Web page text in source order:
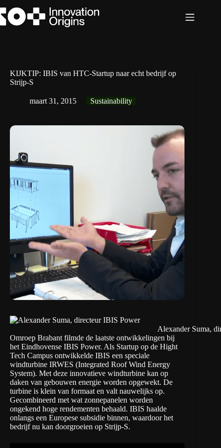
naar
de
KIJKTIP: IBIS van HTC-Startup naar echt bedrijf op
Strijp-S
maart 31, 2015 Sustainability
Alexander Suma,
Omroep Brabant filmde de laatste ontwikkelingen bij
het Eindhovense IBIS Power. Als Startup op de Hight
Tech Campus ontwikkelde IBIS een speciale
windturbine IRWES (Integrated Roof Wind Energy
System). Met deze innovatieve windturbine kan op
daken van gebouwen energie worden opgewekt. De
turbine is klein van formaat en valt nauwelijks op.
Gecombineerd met wat zonnepanelen worden
ongekend hoge rendementen behaald. IBIS haalde
onlangs een Europese subsidie binnen, waardoor het
bedrijf nu kan doorgroeien op Strijp-S.